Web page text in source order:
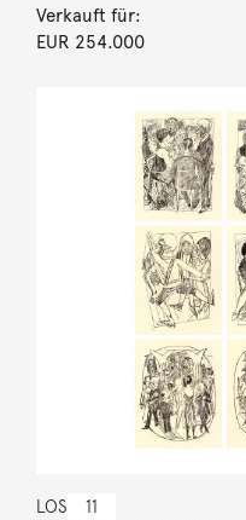
Verkauft für:
EUR 254.000
LOS 11